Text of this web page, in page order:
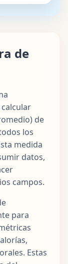
de
de
los
medida
datos,
campos.
para
Estas